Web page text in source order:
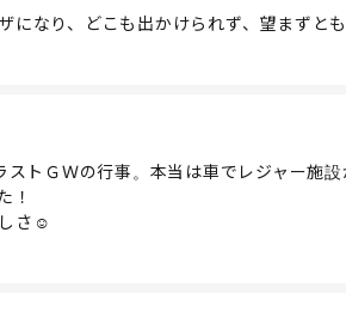
になり、どこも出かけられず、望まずと
トＧＷの行事。本当は車でレジャー施
！
さ☺️